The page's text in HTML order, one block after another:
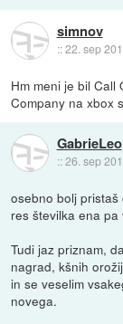
simnov
::22. sep
Hm meni je bil Call
Company na xbox
GabrieLeo
::26. sep
osebno bolj
res številka ena pa
Tudi jaz priznam,
nagrad, kšnih
in se veselim
novega.